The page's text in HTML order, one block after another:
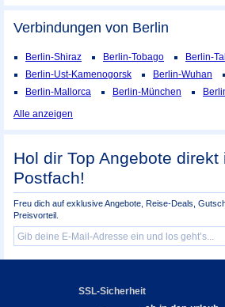
Verbindungen von Berlin
Berlin-Shiraz Berlin-Tobago Berlin-
Berlin-Ust-Kamenogorsk
Berlin-Wuhan
Berlin-Mallorca
Berlin-München
Alle anzeigen
Hol dir Top Angebote direkt
Postfach!
Freu dich auf exklusive Angebote, Reise-Deals,
Preisvorteil.
SSL-Sicherheit